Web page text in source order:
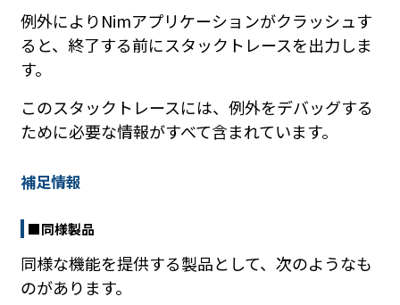
例外によりNimアプリケーションがクラッシュす
ると、終了する前にスタックトレースを出力しま
す。
このスタックトレースには、例外をデバッグする
ために必要な情報がすべて含まれています。
補足情報
■同様製品
同様な機能を提供する製品として、次のようなも
のがあります。